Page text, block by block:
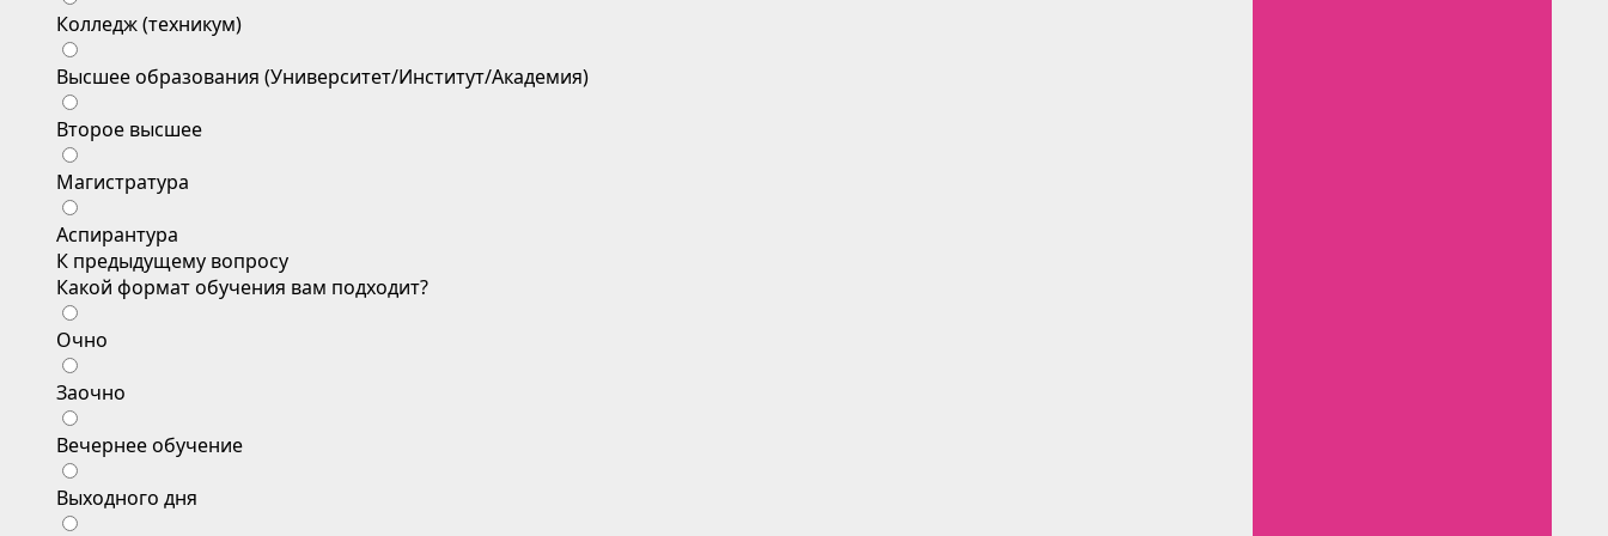
Колледж (техникум)
Высшее образования (Университет/Институт/Академия)
Второе высшее
Магистратура
Аспирантура
К предыдущему вопросу
Какой формат обучения вам подходит?
Очно
Заочно
Вечернее обучение
Выходного дня